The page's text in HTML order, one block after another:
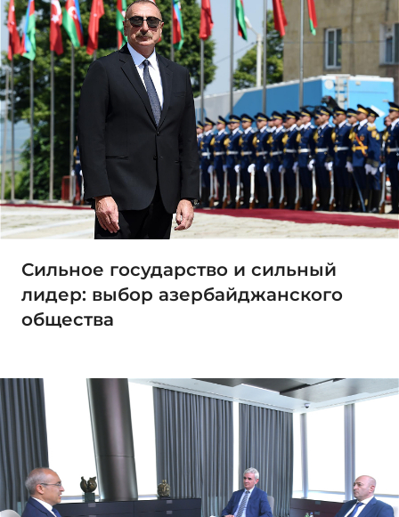
Сильное государство и сильный
лидер: выбор азербайджанского
общества